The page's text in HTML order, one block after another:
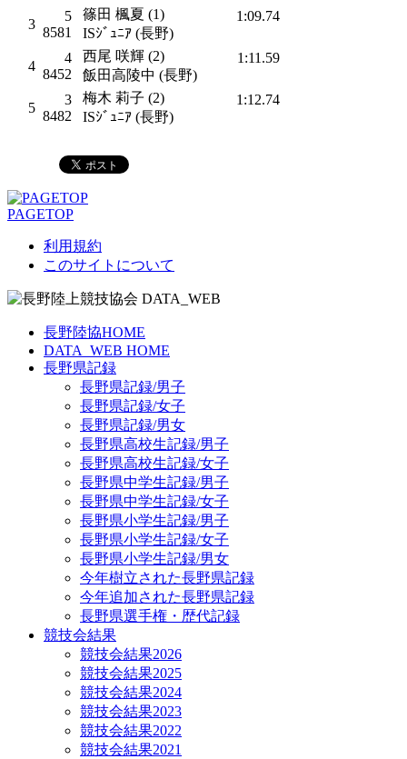
3
5
8581
篠田 楓夏 (1)
ISｼﾞｭﾆｱ (長野)
1:09.74
4
4
8452
西尾 咲輝 (2)
飯田高陵中 (長野)
1:11.59
5
3
8482
梅木 莉子 (2)
ISｼﾞｭﾆｱ (長野)
1:12.74
PAGETOP
利用規約
このサイトについて
長野陸協HOME
DATA_WEB HOME
長野県記録
長野県記録/男子
長野県記録/女子
長野県記録/男女
長野県高校生記録/男子
長野県高校生記録/女子
長野県中学生記録/男子
長野県中学生記録/女子
長野県小学生記録/男子
長野県小学生記録/女子
長野県小学生記録/男女
今年樹立された長野県記録
今年追加された長野県記録
長野県選手権・歴代記録
競技会結果
競技会結果2026
競技会結果2025
競技会結果2024
競技会結果2023
競技会結果2022
競技会結果2021